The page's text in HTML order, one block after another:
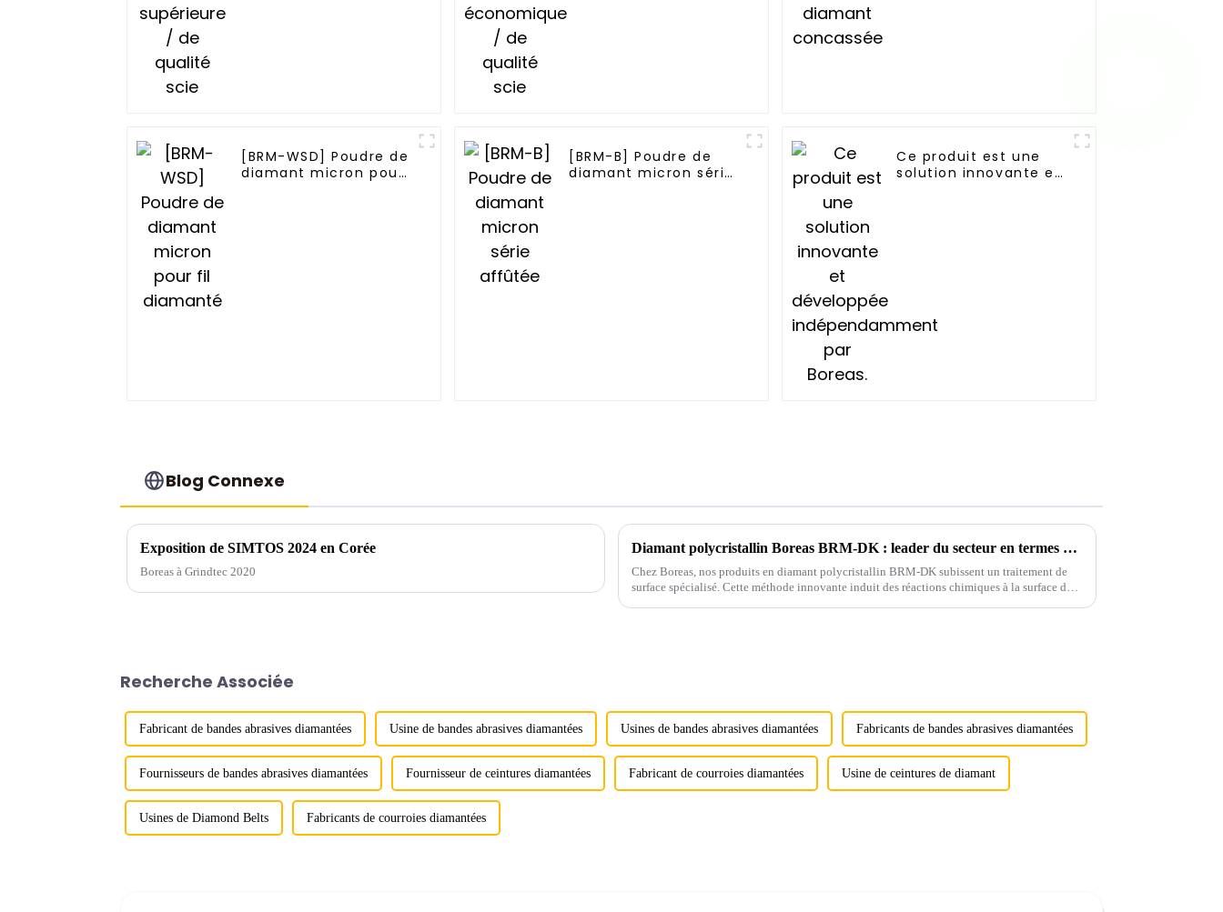
[BRM-WSD] Poudre de
diamant micron pour
[BRM-B] Poudre de
diamant micron série
Ce produit est une
solution innovante et
Blog Connexe
Exposition de SIMTOS 2024 en Corée
Boreas à Grindtec 2020
Diamant polycristallin Boreas BRM-DK : leader du secteur en termes de précision et de performance
Chez Boreas, nos produits en diamant polycristallin BRM-DK subissent un traitement de
surface spécialisé. Cette méthode innovante induit des réactions chimiques à la surface des
Recherche Associée
Fabricant de bandes abrasives diamantées Usine de bandes abrasives diamantées Usines de bandes abrasives diamantées Fabricants de bandes abrasives diamantées
Fournisseurs de bandes abrasives diamantées Fournisseur de ceintures diamantées Fabricant de courroies diamantées Usine de ceintures de diamant
Usines de Diamond Belts Fabricants de courroies diamantées